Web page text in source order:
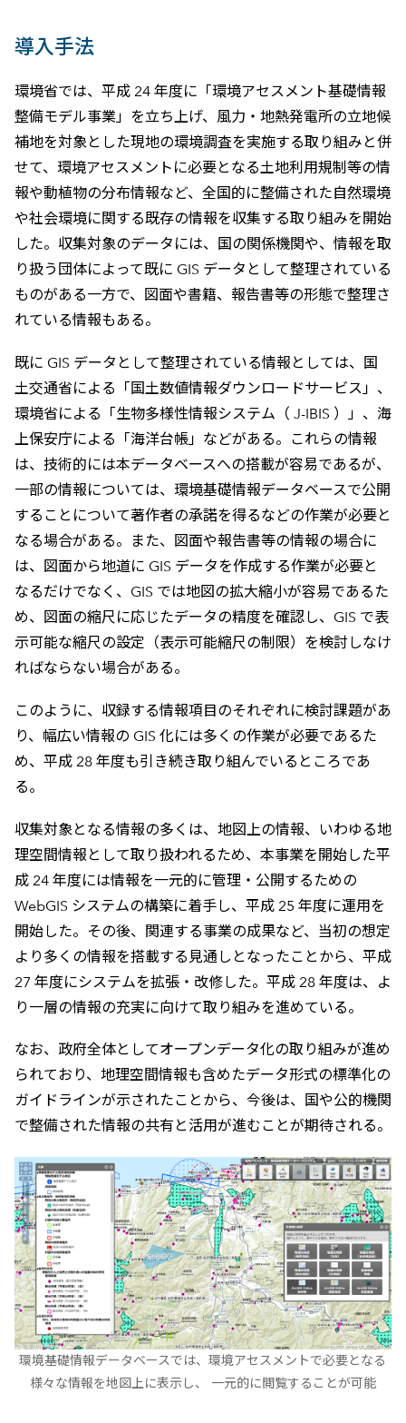
導入手法
環境省では、平成 24 年度に「環境アセスメント基礎情報
整備モデル事業」を立ち上げ、風力・地熱発電所の立地候
補地を対象とした現地の環境調査を実施する取り組みと併
せて、環境アセスメントに必要となる土地利用規制等の情
報や動植物の分布情報など、全国的に整備された自然環境
や社会環境に関する既存の情報を収集する取り組みを開始
した。収集対象のデータには、国の関係機関や、情報を取
り扱う団体によって既に GIS データとして整理されている
ものがある一方で、図面や書籍、報告書等の形態で整理さ
れている情報もある。
既に GIS データとして整理されている情報としては、国
土交通省による「国土数値情報ダウンロードサービス」、
環境省による「生物多様性情報システム（ J-IBIS ）」、海
上保安庁による「海洋台帳」などがある。これらの情報
は、技術的には本データベースへの搭載が容易であるが、
一部の情報については、環境基礎情報データベースで公開
することについて著作者の承諾を得るなどの作業が必要と
なる場合がある。また、図面や報告書等の情報の場合に
は、図面から地道に GIS データを作成する作業が必要と
なるだけでなく、GIS では地図の拡大縮小が容易であるた
め、図面の縮尺に応じたデータの精度を確認し、GIS で表
示可能な縮尺の設定（表示可能縮尺の制限）を検討しなけ
ればならない場合がある。
このように、収録する情報項目のそれぞれに検討課題があ
り、幅広い情報の GIS 化には多くの作業が必要であるた
め、平成 28 年度も引き続き取り組んでいるところであ
る。
収集対象となる情報の多くは、地図上の情報、いわゆる地
理空間情報として取り扱われるため、本事業を開始した平
成 24 年度には情報を一元的に管理・公開するための
WebGIS システムの構築に着手し、平成 25 年度に運用を
開始した。その後、関連する事業の成果など、当初の想定
より多くの情報を搭載する見通しとなったことから、平成
27 年度にシステムを拡張・改修した。平成 28 年度は、よ
り一層の情報の充実に向けて取り組みを進めている。
なお、政府全体としてオープンデータ化の取り組みが進め
られており、地理空間情報も含めたデータ形式の標準化の
ガイドラインが示されたことから、今後は、国や公的機関
で整備された情報の共有と活用が進むことが期待される。
環境基礎情報データベースでは、環境アセスメントで必要となる
様々な情報を地図上に表示し、 一元的に閲覧することが可能